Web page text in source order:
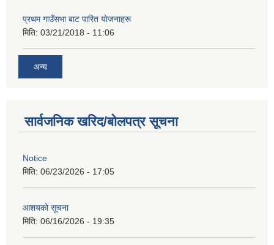
प्रथम गाउँसभा बाट पारित याेजनाहरू
मिति: 03/21/2018 - 11:06
अन्य
सार्वजनिक खरिद/बोलपत्र सूचना
Notice
मिति: 06/23/2026 - 17:05
आशयको सूचना
मिति: 06/16/2026 - 19:35